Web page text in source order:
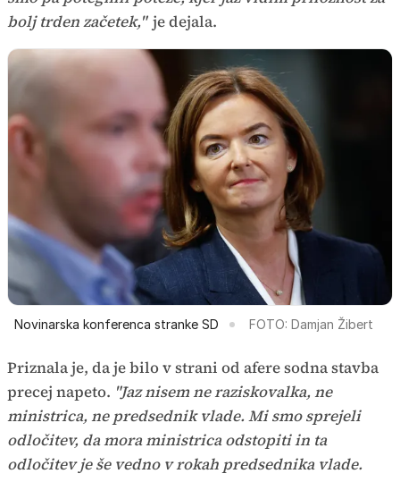
bolj trden začetek," je dejala.
Novinarska konferenca stranke SD FOTO: Damjan Žibert
Priznala je, da je bilo v strani od afere sodna stavba
precej napeto. "Jaz nisem ne raziskovalka, ne
ministrica, ne predsednik vlade. Mi smo sprejeli
odločitev, da mora ministrica odstopiti in ta
odločitev je še vedno v rokah predsednika vlade.